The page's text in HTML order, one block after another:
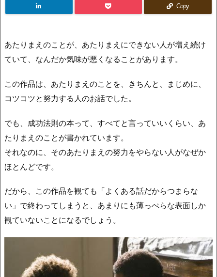
Copy
あたりまえのことが、あたりまえにできない人が増え続け
ていて、なんだか気味が悪くなることがあります。
この作品は、あたりまえのことを、きちんと、まじめに、
コツコツと努力する人のお話でした。
でも、成功法則の本って、すべてと言っていいくらい、あ
たりまえのことが書かれています。
それなのに、そのあたりまえの努力をやらない人がなぜか
ほとんどです。
だから、この作品を観ても「よくある話だからつまらな
い」で終わってしまうと、あまりにも薄っぺらな表面しか
観ていないことになるでしょう。